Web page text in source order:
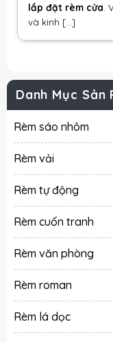
lắp đặt rèm cửa .
và kinh [...]
Danh Mục Sản
Rèm sáo nhôm
Rèm vải
Rèm tự động
Rèm cuốn tranh
Rèm văn phòng
Rèm roman
Rèm lá dọc